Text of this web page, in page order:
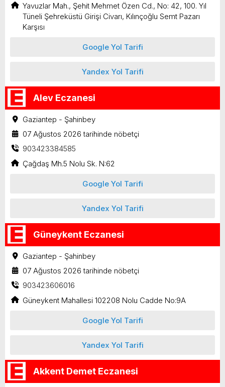
Yavuzlar Mah., Şehit Mehmet Özen Cd., No: 42, 100. Yıl
Tüneli Şehreküstü Girişi Civarı, Kılınçoğlu Semt Pazarı
Karşısı
Google Yol Tarifi
Yandex Yol Tarifi
Alev Eczanesi
Gaziantep - Şahinbey
07 Ağustos 2026 tarihinde nöbetçi
903423384585
Çağdaş Mh.5 Nolu Sk. N:62
Google Yol Tarifi
Yandex Yol Tarifi
Güneykent Eczanesi
Gaziantep - Şahinbey
07 Ağustos 2026 tarihinde nöbetçi
903423606016
Güneykent Mahallesi 102208 Nolu Cadde No:9A
Google Yol Tarifi
Yandex Yol Tarifi
Akkent Demet Eczanesi